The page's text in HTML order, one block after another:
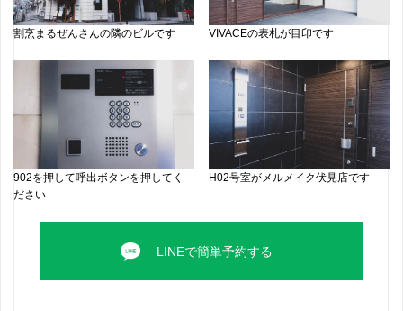
割烹まるぜんさんの隣のビルです VIVACEの表札が目印です
902を押して呼出ボタンを押してく
ださい
H02号室がメルメイク伏見店です
LINEで簡単予約する